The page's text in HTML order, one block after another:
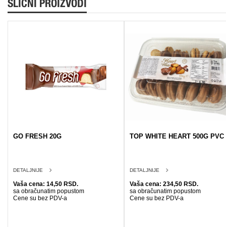
SLIČNI PROIZVODI
GO FRESH 20G
DETALJNIJE
Vaša cena: 14,50 RSD.
sa obračunatim popustom
Cene su bez PDV-a
TOP WHITE HEART 500G PVC
DETALJNIJE
Vaša cena: 234,50 RSD.
sa obračunatim popustom
Cene su bez PDV-a